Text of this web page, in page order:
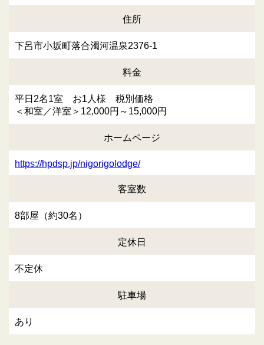
住所
下呂市小坂町落合濁河温泉2376-1
料金
平日2名1室 お1人様 税別価格
＜和室／洋室＞12,000円～15,000円
ホームページ
https://hpdsp.jp/nigorigolodge/
客室数
8部屋（約30名）
定休日
不定休
駐車場
あり